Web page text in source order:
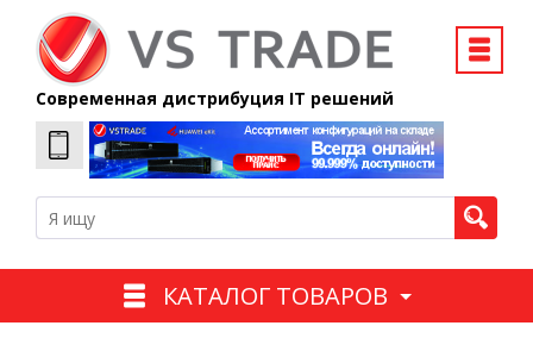
Современная дистрибуция IT решений
КАТАЛОГ ТОВАРОВ